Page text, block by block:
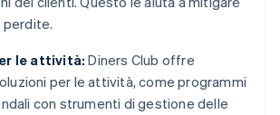
perdite.
le attività:Diners Club offre
per le attività, come programmi
con strumenti di gestione delle